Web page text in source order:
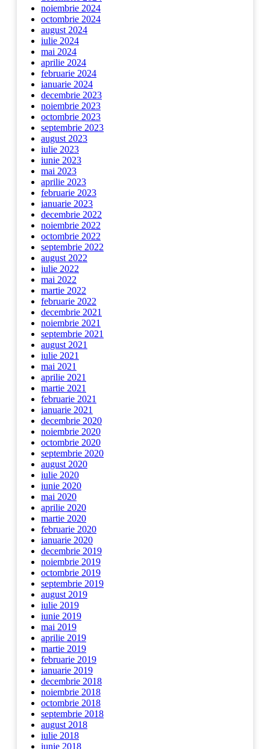
noiembrie 2024
octombrie 2024
august 2024
iulie 2024
mai 2024
aprilie 2024
februarie 2024
ianuarie 2024
decembrie 2023
noiembrie 2023
octombrie 2023
septembrie 2023
august 2023
iulie 2023
iunie 2023
mai 2023
aprilie 2023
februarie 2023
ianuarie 2023
decembrie 2022
noiembrie 2022
octombrie 2022
septembrie 2022
august 2022
iulie 2022
mai 2022
martie 2022
februarie 2022
decembrie 2021
noiembrie 2021
septembrie 2021
august 2021
iulie 2021
mai 2021
aprilie 2021
martie 2021
februarie 2021
ianuarie 2021
decembrie 2020
noiembrie 2020
octombrie 2020
septembrie 2020
august 2020
iulie 2020
iunie 2020
mai 2020
aprilie 2020
martie 2020
februarie 2020
ianuarie 2020
decembrie 2019
noiembrie 2019
octombrie 2019
septembrie 2019
august 2019
iulie 2019
iunie 2019
mai 2019
aprilie 2019
martie 2019
februarie 2019
ianuarie 2019
decembrie 2018
noiembrie 2018
octombrie 2018
septembrie 2018
august 2018
iulie 2018
iunie 2018